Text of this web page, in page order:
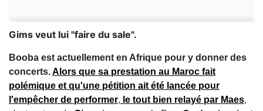
Gims veut lui "faire du sale".
Booba est actuellement en Afrique pour y donner des
concerts.Alors que sa prestation au Maroc fait
polémique et qu'une pétition ait été lancée pour
l'empêcher de performer, le tout bien relayé par Maes,